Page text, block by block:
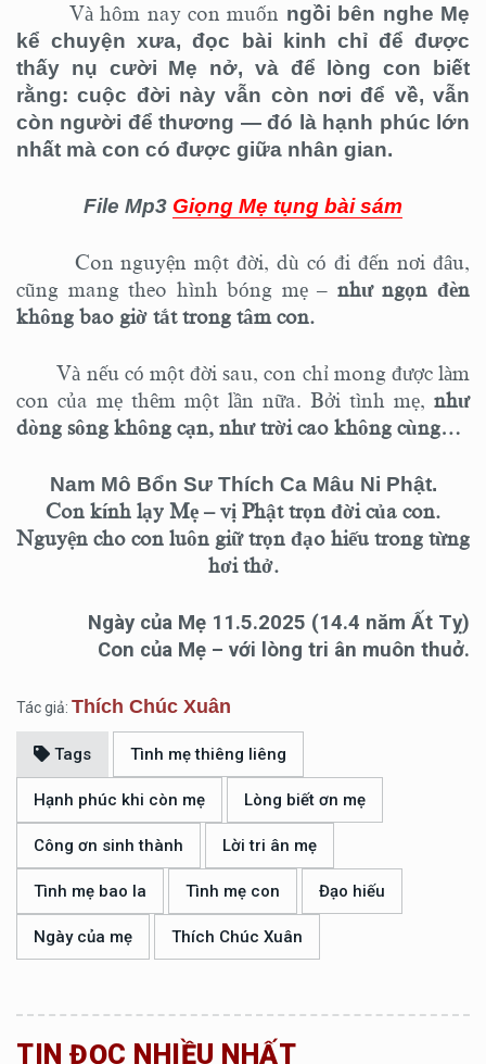
Và hôm nay con muốn ngồi bên nghe Mẹ
kể chuyện xưa, đọc bài kinh chỉ để được
thấy nụ cười Mẹ nở, và để lòng con biết
rằng: cuộc đời này vẫn còn nơi để về, vẫn
còn người để thương — đó là hạnh phúc lớn
nhất mà con có được giữa nhân gian.
File Mp3 Giọng Mẹ tụng bài sám
Con nguyện một đời, dù có đi đến nơi đâu,
cũng mang theo hình bóng mẹ – như ngọn đèn
không bao giờ tắt trong tâm con.
Và nếu có một đời sau, con chỉ mong được làm
con của mẹ thêm một lần nữa. Bởi tình mẹ, như
dòng sông không cạn, như trời cao không cùng…
Nam Mô Bổn Sư Thích Ca Mâu Ni Phật.
Con kính lạy Mẹ – vị Phật trọn đời của con.
Nguyện cho con luôn giữ trọn đạo hiếu trong từng
hơi thở.
Ngày của Mẹ 11.5.2025 (14.4 năm Ất Tỵ)
Con của Mẹ – với lòng tri ân muôn thuở.
Tác giả: Thích Chúc Xuân
Tags Tình mẹ thiêng liêng
Hạnh phúc khi còn mẹ Lòng biết ơn mẹ
Công ơn sinh thành Lời tri ân mẹ
Tình mẹ bao la Tình mẹ con Đạo hiếu
Ngày của mẹ Thích Chúc Xuân
TIN ĐỌC NHIỀU NHẤT